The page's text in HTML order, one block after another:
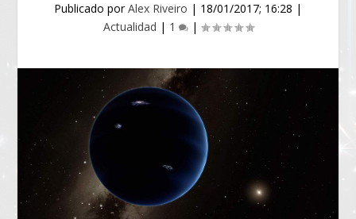
Publicado porAlex Riveiro | 18/01/2017; 16:28 |
Actualidad | 1 |